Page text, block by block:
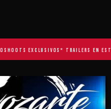
EXCLUSIVOS * TRAILERS EN ESTRENO